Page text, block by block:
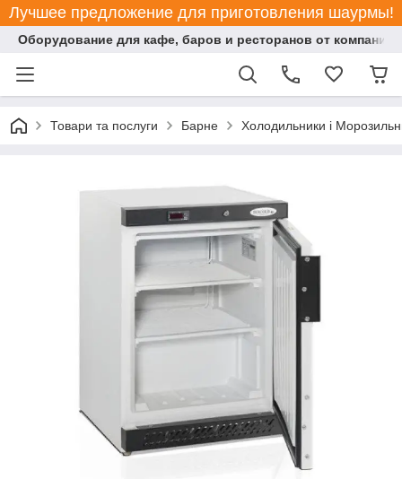
Лучшее предложение для приготовления шаурмы!
Оборудование для кафе, баров и ресторанов от компании
Товари та послуги Барне Холодильники і